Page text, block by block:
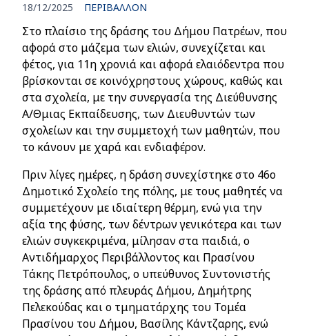
18/12/2025 ΠΕΡΙΒΑΛΛΟΝ
Στο πλαίσιο της δράσης του Δήμου Πατρέων, που
αφορά στο μάζεμα των ελιών, συνεχίζεται και
φέτος, για 11η χρονιά και αφορά ελαιόδεντρα που
βρίσκονται σε κοινόχρηστους χώρους, καθώς και
στα σχολεία, με την συνεργασία της Διεύθυνσης
Α/Θμιας Εκπαίδευσης, των Διευθυντών των
σχολείων και την συμμετοχή των μαθητών, που
το κάνουν με χαρά και ενδιαφέρον.
Πριν λίγες ημέρες, η δράση συνεχίστηκε στο 46ο
Δημοτικό Σχολείο της πόλης, με τους μαθητές να
συμμετέχουν με ιδιαίτερη θέρμη, ενώ για την
αξία της φύσης, των δέντρων γενικότερα και των
ελιών συγκεκριμένα, μίλησαν στα παιδιά, ο
Αντιδήμαρχος Περιβάλλοντος και Πρασίνου
Τάκης Πετρόπουλος, ο υπεύθυνος Συντονιστής
της δράσης από πλευράς Δήμου, Δημήτρης
Πελεκούδας και ο τμηματάρχης του Τομέα
Πρασίνου του Δήμου, Βασίλης Κάντζαρης, ενώ